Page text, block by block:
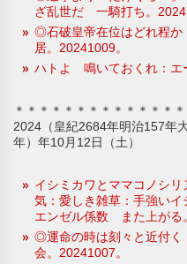
ざ乱世だ 一騎打ち。
◎石破皇帝在位はどれ程
居。20241009。
ハトよ 鳴いておくれ：エ
＊＊＊＊＊＊＊＊＊＊＊＊＊
2024（皇紀2684年明治157年
年）年10月12日（土）
イシミカワとママコノシ
気：愛しき雑草：手強い
エンゼル係数 また上がる
◎運命の時は刻々と近付
会。20241007。